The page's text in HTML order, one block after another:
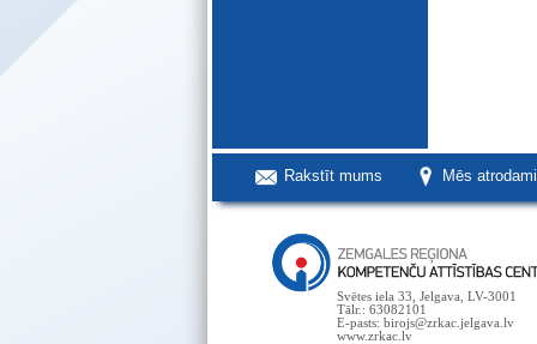
Rakstīt mums Mēs
Svētes iela 33, Jelgava, LV-3001
Tālr.: 63082101
E-pasts: birojs@zrkac.jelgava.lv
www.zrkac.lv